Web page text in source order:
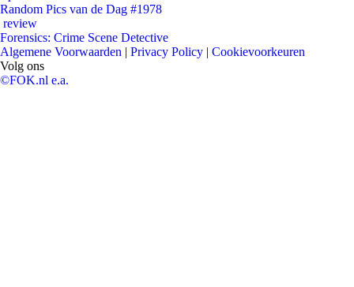
Random Pics van de Dag #1978
review
Forensics: Crime Scene Detective
Algemene Voorwaarden | Privacy Policy | Cookievoorkeuren
Volg ons
©FOK.nl e.a.